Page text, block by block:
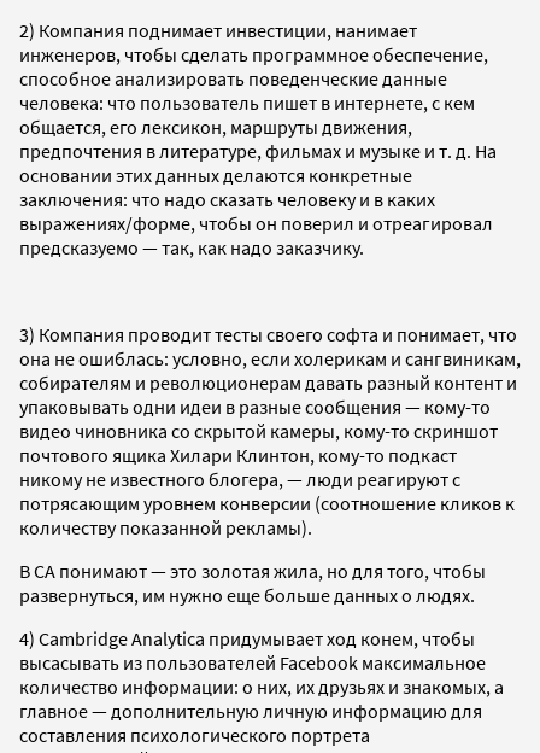
2) Компания поднимает инвестиции, нанимает
инженеров, чтобы сделать программное обеспечение,
способное анализировать поведенческие данные
человека: что пользователь пишет в интернете, с кем
общается, его лексикон, маршруты движения,
предпочтения в литературе, фильмах и музыке и т. д. На
основании этих данных делаются конкретные
заключения: что надо сказать человеку и в каких
выражениях/форме, чтобы он поверил и отреагировал
предсказуемо — так, как надо заказчику.
3) Компания проводит тесты своего софта и понимает, что
она не ошиблась: условно, если холерикам и сангвиникам,
собирателям и революционерам давать разный контент и
упаковывать одни идеи в разные сообщения — кому-то
видео чиновника со скрытой камеры, кому-то скриншот
почтового ящика Хилари Клинтон, кому-то подкаст
никому не известного блогера, — люди реагируют с
потрясающим уровнем конверсии (соотношение кликов к
количеству показанной рекламы).
В CA понимают — это золотая жила, но для того, чтобы
развернуться, им нужно еще больше данных о людях.
4) Cambridge Analytica придумывает ход конем, чтобы
высасывать из пользователей Facebook максимальное
количество информации: о них, их друзьях и знакомых, а
главное — дополнительную личную информацию для
составления психологического портрета